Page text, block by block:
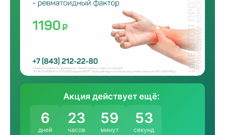
Акция действует ещё:
6
дней
23
часов
59
минут
53
секунд